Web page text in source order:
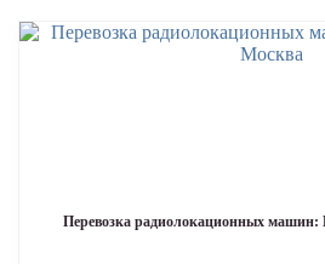
Перевозка радиолокационных